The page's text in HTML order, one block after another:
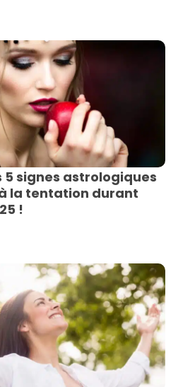
5 signes astrologiques
la tentation durant
!